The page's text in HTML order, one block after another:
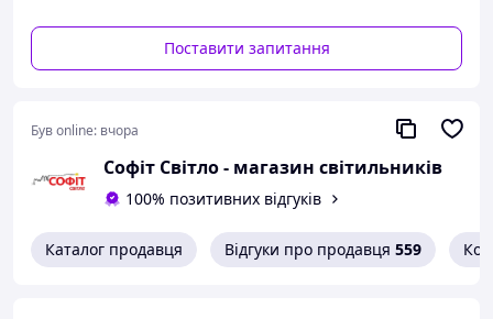
Поставити запитання
Був online: вчора
Софіт Світло - магазин світильників
100% позитивних відгуків
Каталог продавця Відгуки про продавця 559